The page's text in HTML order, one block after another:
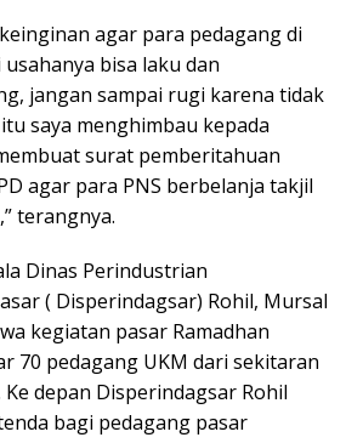
agar para pedagang di
bisa laku dan
jangan sampai rugi karena tidak
saya menghimbau kepada
surat pemberitahuan
agar para PNS berbelanja takjil
terangnya.
Dinas Perindustrian
( Disperindagsar) Rohil, Mursal
kegiatan pasar Ramadhan
70 pedagang UKM dari sekitaran
depan Disperindagsar Rohil
bagi pedagang pasar